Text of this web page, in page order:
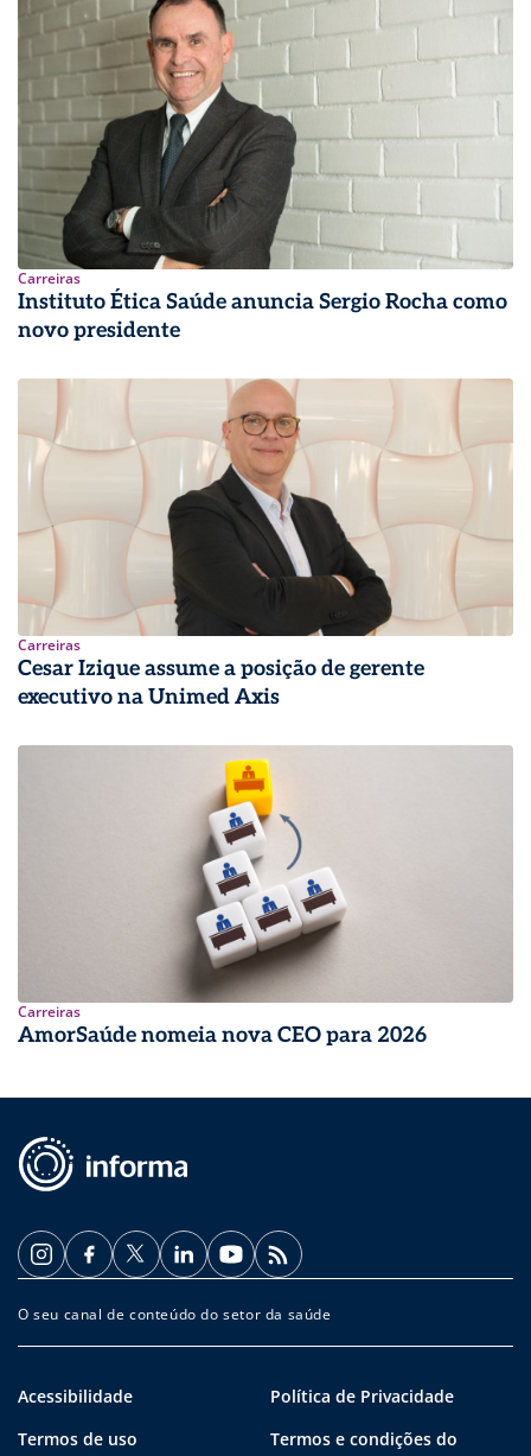
Carreiras
Instituto Ética Saúde anuncia Sergio Rocha como
novo presidente
Carreiras
Cesar Izique assume a posição de gerente
executivo na Unimed Axis
Carreiras
AmorSaúde nomeia nova CEO para 2026
O seu canal de conteúdo do setor da saúde
Acessibilidade
Política de Privacidade
Termos de uso
Termos e condições do